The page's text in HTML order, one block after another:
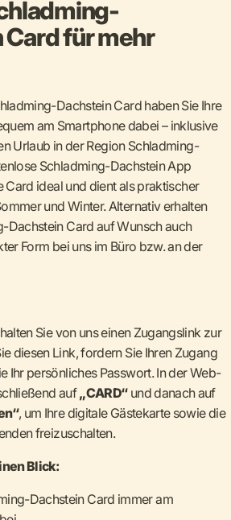
für mehr
Dachstein Card haben Sie Ihre
am Smartphone dabei – inklusive
Urlaub in der Region Schladming-
Schladming-Dachstein App
Card ideal und dient als praktischer
und Winter. Alternativ erhalten
Dachstein Card auf Wunsch auch
Form bei uns im Büro bzw. an der
Sie von uns einen Zugangslink zur
diesen Link, fordern Sie Ihren Zugang
Ihr persönliches Passwort. In der Web-
auf„CARD“und danach auf
, um Ihre digitale Gästekarte sowie die
freizuschalten.
Blick:
Dachstein Card immer am